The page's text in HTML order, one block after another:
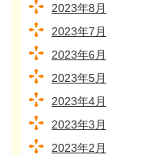
2023年8月
2023年7月
2023年6月
2023年5月
2023年4月
2023年3月
2023年2月